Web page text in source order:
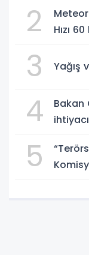
2
Hızı
3 Yağış
4
Bakan
5